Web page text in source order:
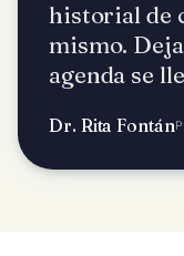
historial de
mismo.
agenda se
Dr. Rita Fontán